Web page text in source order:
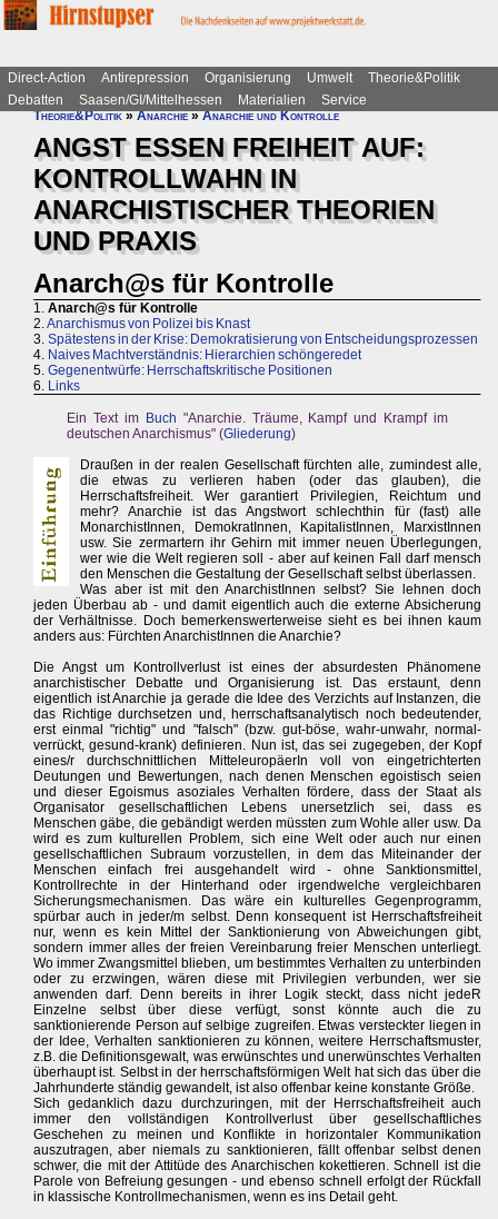
Direct-Action Antirepression Organisierung Umwelt
Theorie&Politik
Debatten
Saasen/GI/Mittelhessen Materialien
Service
Theorie&Politik»Anarchie»Anarchie und Kontrolle
ANGST ESSEN FREIHEIT AUF:
KONTROLLWAHN IN
ANARCHISTISCHER THEORIEN
UND PRAXIS
Anarch@s für Kontrolle
1. Anarch@s für Kontrolle
2.Anarchismus von Polizei bis Knast
3. Spätestens in der Krise: Demokratisierung von Entscheidungsprozessen
4. Naives Machtverständnis: Hierarchien schöngeredet
5. Gegenentwürfe: Herrschaftskritische Positionen
6. Links
Ein Text im Buch "Anarchie. Träume, Kampf und Krampf im
deutschen Anarchismus" (Gliederung)
Draußen in der realen Gesellschaft fürchten alle, zumindest alle,
die etwas zu verlieren haben (oder das glauben), die
Herrschaftsfreiheit. Wer garantiert Privilegien, Reichtum und
mehr? Anarchie ist das Angstwort schlechthin für (fast) alle
MonarchistInnen, DemokratInnen, KapitalistInnen, MarxistInnen
usw. Sie zermartern ihr Gehirn mit immer neuen Überlegungen,
wer wie die Welt regieren soll - aber auf keinen Fall darf mensch
den Menschen die Gestaltung der Gesellschaft selbst überlassen.
Was aber ist mit den AnarchistInnen selbst? Sie lehnen doch
jeden Überbau ab - und damit eigentlich auch die externe Absicherung
der Verhältnisse. Doch bemerkenswerterweise sieht es bei ihnen kaum
anders aus: Fürchten AnarchistInnen die Anarchie?
Die Angst um Kontrollverlust ist eines der absurdesten Phänomene
anarchistischer Debatte und Organisierung ist. Das erstaunt, denn
eigentlich ist Anarchie ja gerade die Idee des Verzichts auf Instanzen, die
das Richtige durchsetzen und, herrschaftsanalytisch noch bedeutender,
erst einmal "richtig" und "falsch" (bzw. gut-böse, wahr-unwahr, normal-
verrückt, gesund-krank) definieren. Nun ist, das sei zugegeben, der Kopf
eines/r durchschnittlichen MitteleuropäerIn voll von eingetrichterten
Deutungen und Bewertungen, nach denen Menschen egoistisch seien
und dieser Egoismus asoziales Verhalten fördere, dass der Staat als
Organisator gesellschaftlichen Lebens unersetzlich sei, dass es
Menschen gäbe, die gebändigt werden müssten zum Wohle aller usw. Da
wird es zum kulturellen Problem, sich eine Welt oder auch nur einen
gesellschaftlichen Subraum vorzustellen, in dem das Miteinander der
Menschen einfach frei ausgehandelt wird - ohne Sanktionsmittel,
Kontrollrechte in der Hinterhand oder irgendwelche vergleichbaren
Sicherungsmechanismen. Das wäre ein kulturelles Gegenprogramm,
spürbar auch in jeder/m selbst. Denn konsequent ist Herrschaftsfreiheit
nur, wenn es kein Mittel der Sanktionierung von Abweichungen gibt,
sondern immer alles der freien Vereinbarung freier Menschen unterliegt.
Wo immer Zwangsmittel blieben, um bestimmtes Verhalten zu unterbinden
oder zu erzwingen, wären diese mit Privilegien verbunden, wer sie
anwenden darf. Denn bereits in ihrer Logik steckt, dass nicht jedeR
Einzelne selbst über diese verfügt, sonst könnte auch die zu
sanktionierende Person auf selbige zugreifen. Etwas versteckter liegen in
der Idee, Verhalten sanktionieren zu können, weitere Herrschaftsmuster,
z.B. die Definitionsgewalt, was erwünschtes und unerwünschtes Verhalten
überhaupt ist. Selbst in der herrschaftsförmigen Welt hat sich das über die
Jahrhunderte ständig gewandelt, ist also offenbar keine konstante Größe.
Sich gedanklich dazu durchzuringen, mit der Herrschaftsfreiheit auch
immer den vollständigen Kontrollverlust über gesellschaftliches
Geschehen zu meinen und Konflikte in horizontaler Kommunikation
auszutragen, aber niemals zu sanktionieren, fällt offenbar selbst denen
schwer, die mit der Attitüde des Anarchischen kokettieren. Schnell ist die
Parole von Befreiung gesungen - und ebenso schnell erfolgt der Rückfall
in klassische Kontrollmechanismen, wenn es ins Detail geht.